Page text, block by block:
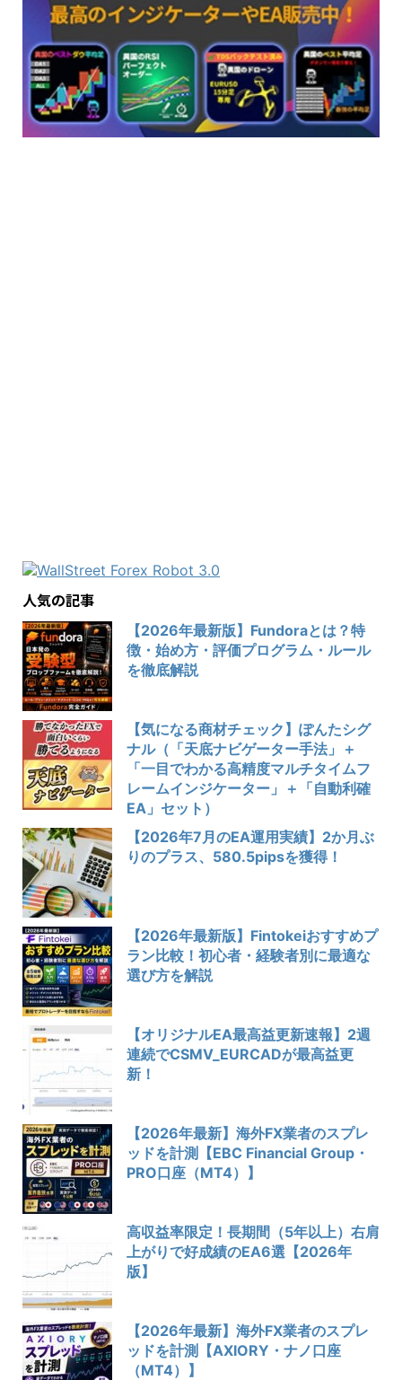
人気の記事
【2026年最新版】Fundoraとは？特
徴・始め方・評価プログラム・ルール
を徹底解説
【気になる商材チェック】ぽんたシグ
ナル（「天底ナビゲーター手法」＋
「一目でわかる高精度マルチタイムフ
レームインジケーター」＋「自動利確
EA」セット）
【2026年7月のEA運用実績】2か月ぶ
りのプラス、580.5pipsを獲得！
【2026年最新版】Fintokeiおすすめプ
ラン比較！初心者・経験者別に最適な
選び方を解説
【オリジナルEA最高益更新速報】2週
連続でCSMV_EURCADが最高益更
新！
【2026年最新】海外FX業者のスプレ
ッドを計測【EBC Financial Group・
PRO口座（MT4）】
高収益率限定！長期間（5年以上）右肩
上がりで好成績のEA6選【2026年
版】
【2026年最新】海外FX業者のスプレ
ッドを計測【AXIORY・ナノ口座
（MT4）】